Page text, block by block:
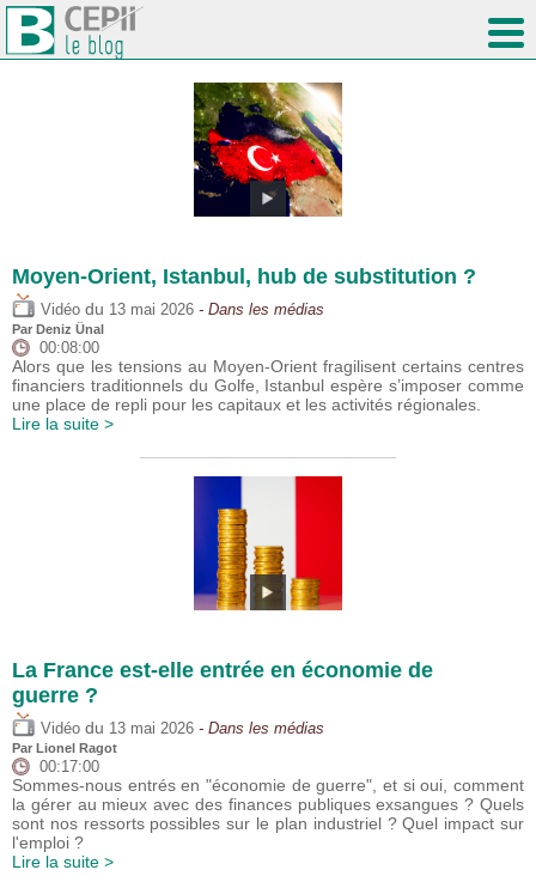
Moyen-Orient, Istanbul, hub de substitution ?
Vidéo du 13 mai 2026 - Dans les médias
Par Deniz Ünal
00:08:00
Alors que les tensions au Moyen-Orient fragilisent certains centres
financiers traditionnels du Golfe, Istanbul espère s’imposer comme
une place de repli pour les capitaux et les activités régionales.
Lire la suite >
La France est-elle entrée en économie de
guerre ?
Vidéo du 13 mai 2026 - Dans les médias
Par Lionel Ragot
00:17:00
Sommes-nous entrés en "économie de guerre", et si oui, comment
la gérer au mieux avec des finances publiques exsangues ? Quels
sont nos ressorts possibles sur le plan industriel ? Quel impact sur
l'emploi ?
Lire la suite >